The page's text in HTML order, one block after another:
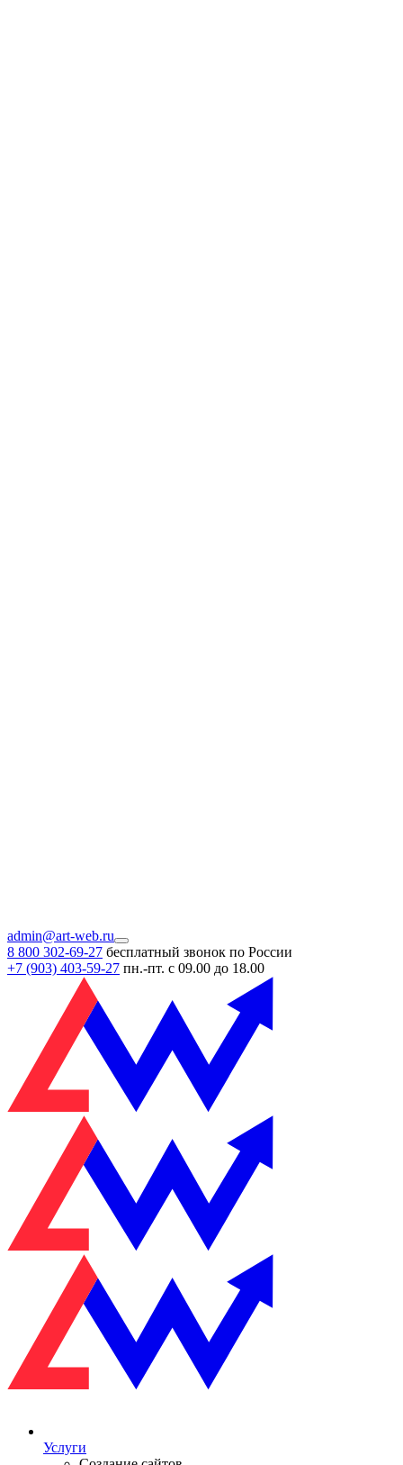
admin@art-web.ru
8 800 302-69-27 бесплатный звонок по России
+7 (903) 403-59-27 пн.-пт. с 09.00 до 18.00
Услуги